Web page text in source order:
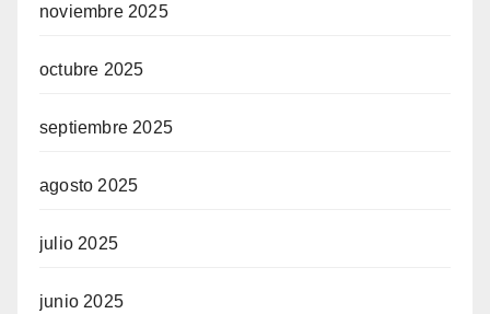
noviembre 2025
octubre 2025
septiembre 2025
agosto 2025
julio 2025
junio 2025